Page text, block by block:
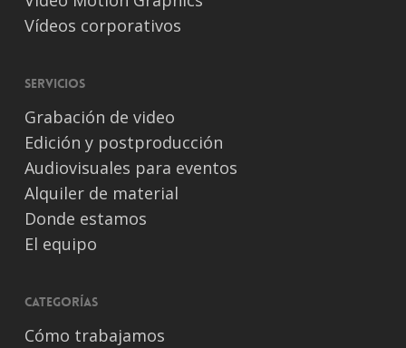
Vídeos corporativos
Servicios
Grabación de video
Edición y postproducción
Audiovisuales para eventos
Alquiler de material
Donde estamos
El equipo
Categorías
Cómo trabajamos